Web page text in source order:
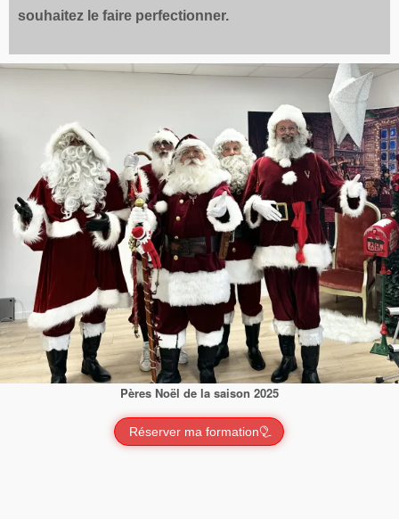
souhaitez le faire perfectionner.
Pères Noël de la saison 2025
Réserver ma formation